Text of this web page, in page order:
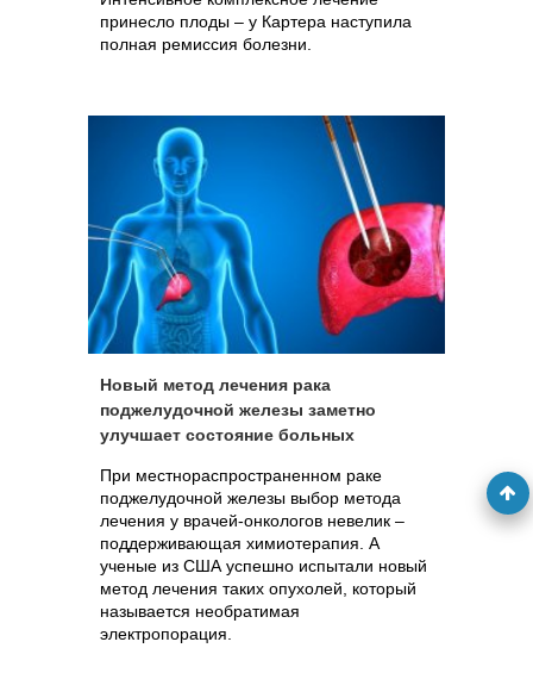
принесло плоды – у Картера наступила
полная ремиссия болезни.
Новый метод лечения рака
поджелудочной железы заметно
улучшает состояние больных
При местнораспространенном раке
поджелудочной железы выбор метода
лечения у врачей-онкологов невелик –
поддерживающая химиотерапия. А
ученые из США успешно испытали новый
метод лечения таких опухолей, который
называется необратимая
электропорация.